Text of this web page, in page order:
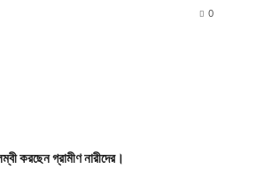
0
করছেন গ্রামীণ নারীদের।